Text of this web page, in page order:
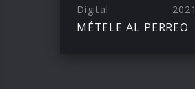
Digital 2021
MÉTELE AL PERREO